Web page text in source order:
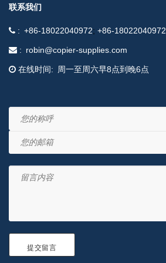
联系我们
+86-18022040972 +86-18022040972
robin@copier-supplies.com
在线时间 周一至周六早8点到晚6点